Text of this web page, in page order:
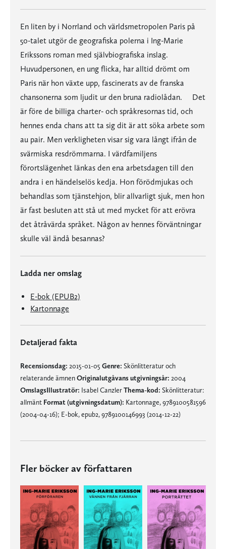
En liten by i Norrland och världsmetropolen Paris på
50-talet utgör de geografiska polerna i Ing-Marie
Erikssons roman med självbiografiska inslag.
Huvudpersonen, en ung flicka, har alltid drömt om
Paris när hon växte upp, fascinerats av de franska
chansonerna som ljudit ur den bruna radiolådan. Det
är före de billiga charter- och språkresornas tid, och
hennes enda chans att ta sig dit är att söka arbete som
au pair. Men verkligheten visar sig vara långt ifrån de
svärmiska resdrömmarna. I värdfamiljens
förortslägenhet länkas den ena arbetsdagen till den
andra i en händelselös kedja. Hon förödmjukas och
behandlas som tjänstehjon, blir allvarligt sjuk, men hon
är fast besluten att stå ut med mycket för att erövra
det åtråvärda språket. Någon av hennes förväntningar
skulle väl ändå besannas?
Ladda ner omslag
E-bok (EPUB2)
Kartonnage
Detaljerad fakta
Recensionsdag: 2015-01-05 Genre: Skönlitteratur och
relaterande ämnenOriginalutgåvans utgivningsår: 2004
OmslagsIllustratör: Isabel CanzlerThema-kod: Skönlitteratur:
allmänt Format (utgivningsdatum): Kartonnage, 9789100581596
(2004-04-16); E-bok, epub2, 9789100146993 (2014-12-22)
Fler böcker av författaren